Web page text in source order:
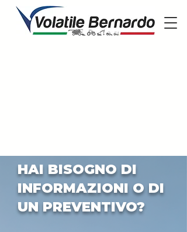
HAI BISOGNO DI
INFORMAZIONI O DI
UN PREVENTIVO?